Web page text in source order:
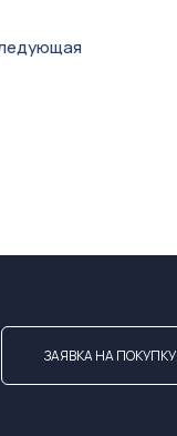
ЗАЯВКА НА ПОКУПКУ